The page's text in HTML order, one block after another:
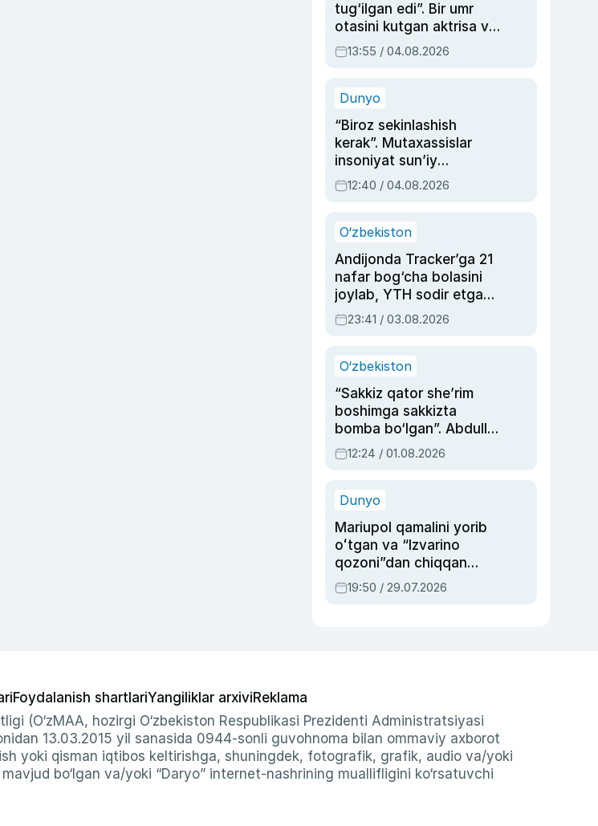
tug‘ilgan edi”. Bir umr
otasini kutgan aktrisa va
dublyaj ustasi Rimma
Ahmedovaning
13:55 / 04.08.2026
Dunyo
“Biroz sekinlashish
kerak”. Mutaxassislar
insoniyat sun’iy
intellektni boshqara
olmay qolishidan xavotir
12:40 / 04.08.2026
O‘zbekiston
Andijonda Tracker’ga 21
nafar bog‘cha bolasini
joylab, YTH sodir etgan
ayolga sud hukmi o‘qildi
23:41 / 03.08.2026
O‘zbekiston
“Sakkiz qator she’rim
boshimga sakkizta
bomba bo‘lgan”. Abdulla
Oripovni siyosiy
ayblovlardan asrab
12:24 / 01.08.2026
Dunyo
Mariupol qamalini yorib
oʻtgan va “Izvarino
qozoni”dan chiqqan
qahramon — Ukraina
armiyasi bosh
19:50 / 29.07.2026
Foydalanish shartlariYangiliklar arxiviReklama
(O‘zMAA, hozirgi O‘zbekiston Respublikasi Prezidenti Administratsiyasi
13.03.2015 yil sanasida 0944-sonli guvohnoma bilan ommaviy axborot
yoki qisman iqtibos keltirishga, shuningdek, fotografik, grafik, audio va/yoki
bo‘lgan va/yoki “Daryo” internet-nashrining muallifligini ko‘rsatuvchi